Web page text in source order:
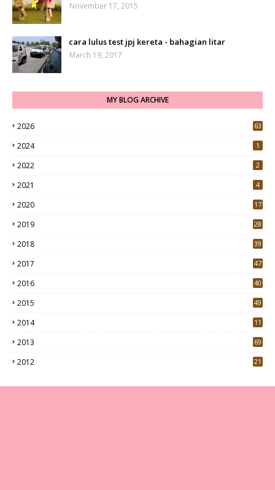
November 17, 2015
cara lulus test jpj kereta - bahagian litar
March 19, 2017
MY BLOG ARCHIVE
2026 63
2024 1
2022 2
2021 4
2020
17
2019
28
2018
39
2017
47
2016
40
2015
49
2014 11
2013 69
2012 21